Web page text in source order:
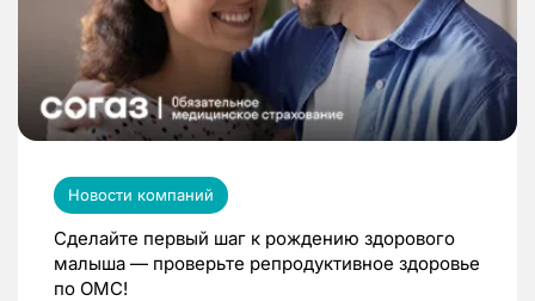
Новости компаний
Сделайте первый шаг к рождению здорового
малыша — проверьте репродуктивное здоровье
по ОМС!